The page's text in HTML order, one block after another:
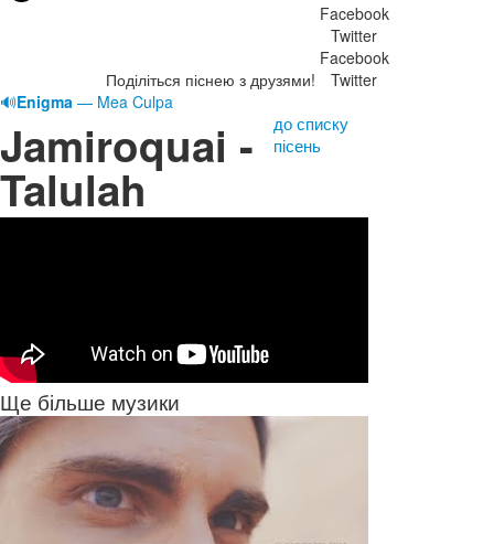
Поділіться піснею з друзями!
Facebook
Twitter
Facebook
Twitter
🔊Enigma — Mea Culpa
Jamiroquai -
Talulah
до списку
пісень
Ще більше музики